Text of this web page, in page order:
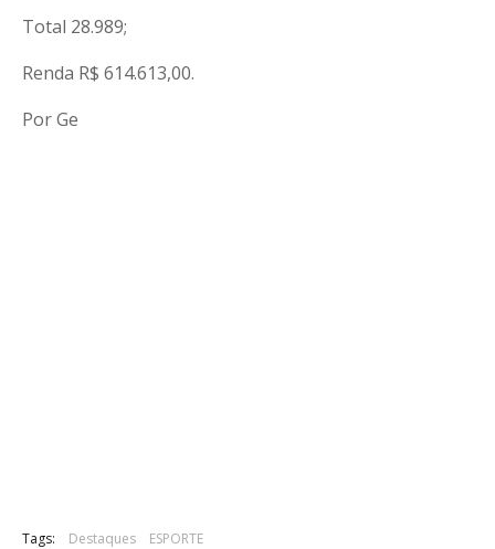
Total 28.989;
Renda R$ 614.613,00.
Por Ge
Tags: Destaques ESPORTE